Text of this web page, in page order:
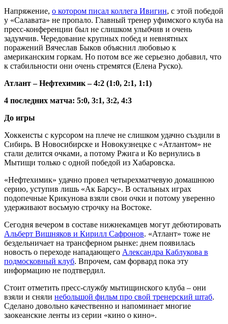
Напряжение, о котором писал коллега Ивигин, с этой победой
у «Салавата» не пропало. Главный тренер уфимского клуба на
пресс-конференции был не слишком улыбчив и очень
задумчив. Чередование крупных побед и невнятных
поражений Вячеслав Быков объяснил любовью к
американским горкам. Но потом все же серьезно добавил, что
к стабильности они очень стремятся (Елена Руско).
Атлант – Нефтехимик – 4:2 (1:0, 2:1, 1:1)
4 последних матча: 5:0, 3:1, 3:2, 4:3
До игры
Хоккеисты с курсором на плече не слишком удачно създили в
Сибирь. В Новосибирске и Новокузнецке с «Атлантом» не
стали делится очками, а потому Ржига и Ко вернулись в
Мытищи только с одной победой из Хабаровска.
«Нефтехимик» удачно провел четырехматчевую домашнюю
серию, уступив лишь «Ак Барсу». В остальных играх
подопечные Крикунова взяли свои очки и потому уверенно
удерживают восьмую строчку на Востоке.
Сегодня вечером в составе нижнекамцев могут дебютировать
Альберт Вишняков и Кирилл Сафронов. «Атлант» тоже не
бездельничает на трансферном рынке: днем появилась
новость о переходе нападающего Александра Каблукова в
подмосковный клуб. Впрочем, сам форвард пока эту
информацию не подтвердил.
Стоит отметить пресс-службу мытищинского клуба – они
взяли и сняли небольшой фильм про свой тренерский штаб.
Сделано довольно качественно и напоминает многие
заокеанские ленты из серии «кино о кино».